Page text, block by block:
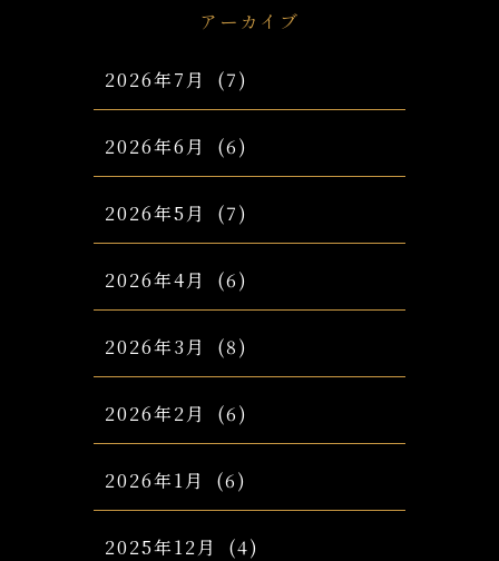
アーカイブ
2026年7月 (7)
2026年6月 (6)
2026年5月 (7)
2026年4月 (6)
2026年3月 (8)
2026年2月 (6)
2026年1月 (6)
2025年12月 (4)